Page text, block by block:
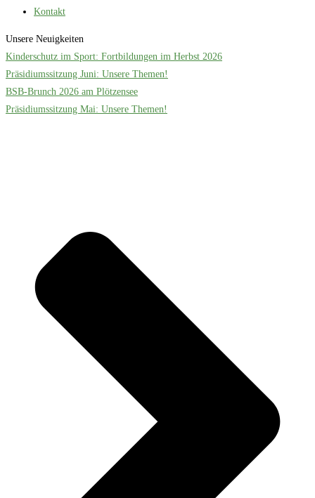
Kontakt
Unsere Neuigkeiten
Kinderschutz im Sport: Fortbildungen im Herbst 2026
Präsidiumssitzung Juni: Unsere Themen!
BSB-Brunch 2026 am Plötzensee
Präsidiumssitzung Mai: Unsere Themen!